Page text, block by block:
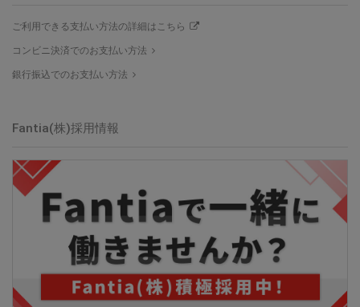
ご利用できる支払い方法の詳細はこちら
コンビニ決済でのお支払い方法
銀行振込でのお支払い方法
Fantia(株)採用情報